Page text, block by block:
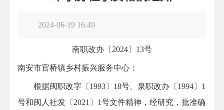
2024-06-19 16:49
南职改办〔2024〕13号
南安市官桥镇乡村振兴服务中心：
根据闽职改字〔1993〕18号、泉职改办〔1994〕1
号和闽人社发〔2021〕1号文件精神，经研究，批准确